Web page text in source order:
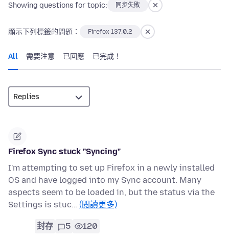
Showing questions for topic: 同步失敗
顯示下列標籤的問題： Firefox 137.0.2
All 需要注意 已回應 已完成！
Firefox Sync stuck "Syncing"
I'm attempting to set up Firefox in a newly installed
OS and have logged into my Sync account. Many
aspects seem to be loaded in, but the status via the
Settings is stuc… (閱讀更多)
封存 5 120